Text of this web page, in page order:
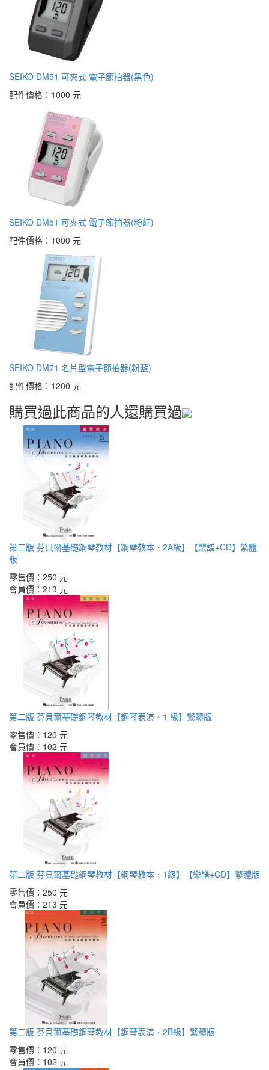
SEIKO DM51 可夾式 電子節拍器(黑色)
配件價格： 1000 元
SEIKO DM51 可夾式 電子節拍器(粉紅)
配件價格： 1000 元
SEIKO DM71 名片型電子節拍器(粉藍)
配件價格： 1200 元
購買過此商品的人還購買過
第二版 芬貝爾基礎鋼琴教材【鋼琴教本．2A級】【樂譜+CD】繁體
版
零售價： 250 元
會員價： 213 元
第二版 芬貝爾基礎鋼琴教材【鋼琴表演．1 級】繁體版
零售價： 120 元
會員價： 102 元
第二版 芬貝爾基礎鋼琴教材【鋼琴教本．1級】【樂譜+CD】繁體版
零售價： 250 元
會員價： 213 元
第二版 芬貝爾基礎鋼琴教材【鋼琴表演．2B級】繁體版
零售價： 120 元
會員價： 102 元